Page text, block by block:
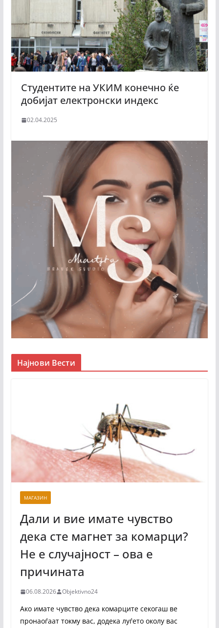
Студентите на УКИМ конечно ќе
добијат електронски индекс
02.04.2025
Најнови Вести
МАГАЗИН
Дали и вие имате чувство
дека сте магнет за комарци?
Не е случајност – ова е
причината
06.08.2026 Objektivno24
Ако имате чувство дека комарците секогаш ве
пронаоѓаат токму вас, додека луѓето околу вас